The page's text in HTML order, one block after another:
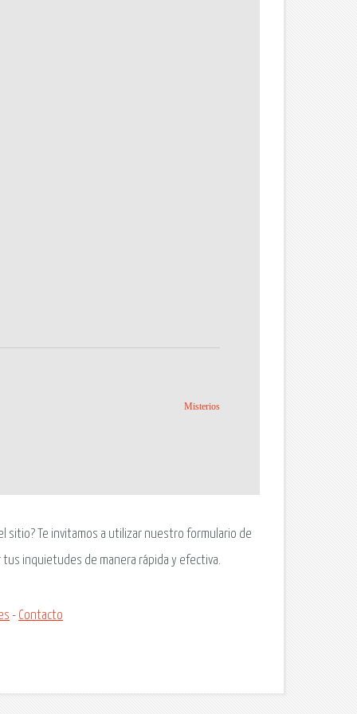
Misterios
sitio? Te invitamos a utilizar nuestro formulario de
inquietudes de manera rápida y efectiva.
- Contacto